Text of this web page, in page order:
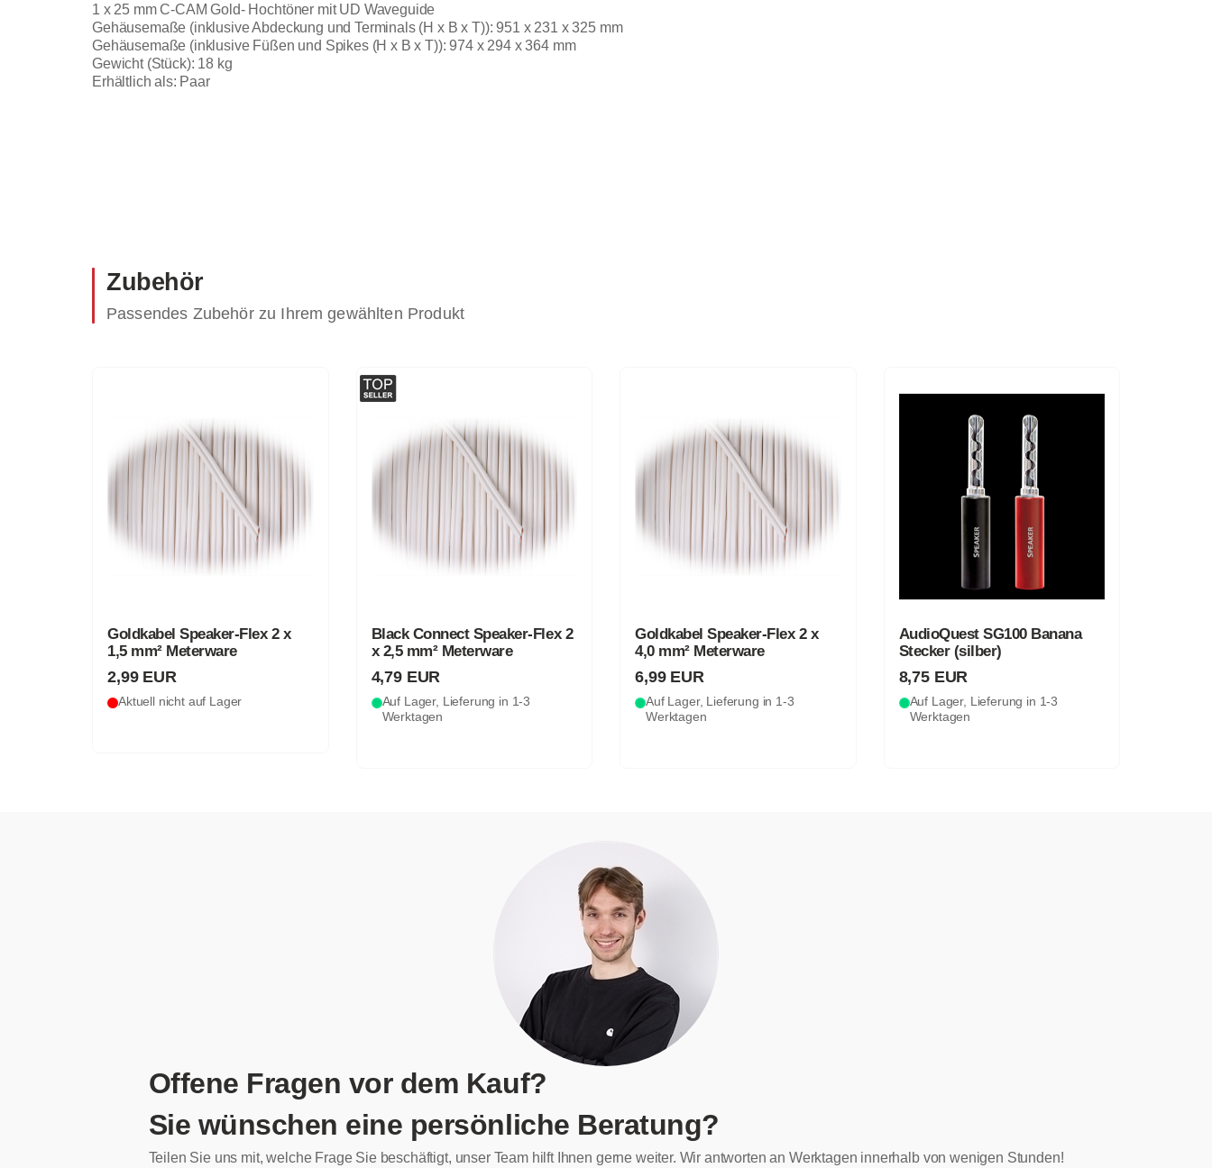
1 x 25 mm C-CAM Gold- Hochtöner mit UD Waveguide
Gehäusemaße (inklusive Abdeckung und Terminals (H x B x T)): 951 x 231 x 325 mm
Gehäusemaße (inklusive Füßen und Spikes (H x B x T)): 974 x 294 x 364 mm
Gewicht (Stück): 18 kg
Erhältlich als: Paar
Zubehör
Passendes Zubehör zu Ihrem gewählten Produkt
Goldkabel Speaker-Flex 2 x
1,5 mm² Meterware
2,99 EUR
Aktuell nicht auf Lager
Black Connect Speaker-Flex 2
x 2,5 mm² Meterware
4,79 EUR
Auf Lager, Lieferung in 1-3
Werktagen
Goldkabel Speaker-Flex 2 x
4,0 mm² Meterware
6,99 EUR
Auf Lager, Lieferung in 1-3
Werktagen
AudioQuest SG100 Banana
Stecker (silber)
8,75 EUR
Auf Lager, Lieferung in 1-3
Werktagen
Offene Fragen vor dem Kauf?
Sie wünschen eine persönliche Beratung?
Teilen Sie uns mit, welche Frage Sie beschäftigt, unser Team hilft Ihnen gerne weiter. Wir antworten an Werktagen innerhalb von wenigen Stunden!